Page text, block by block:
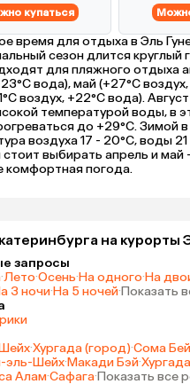
купаться
время для отдыха в Эль
сезон длится круглый
для пляжного отдыха
вода), май (+27°C
воздух, +22°C вода).
температурой воды, в
до +29°C. Зимой в
воздуха 17 - 20°C, воды
выбирать апрель и май
комфортная погода.
на курорты
запросы
·Лето·Осень·На одного·На
3 ночи·На 5 ночей·Показать
·Хургада (город)·Сома Бей
эль-Шейх·Макади Бэй·Хургада
Алам·Сафага·Показать все